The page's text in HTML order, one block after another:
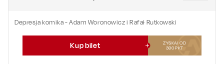
Depresja komika - Adam Woronowicz i Rafał Rutkowski
Kup bilet
ZYSKAJ OD
390PKT